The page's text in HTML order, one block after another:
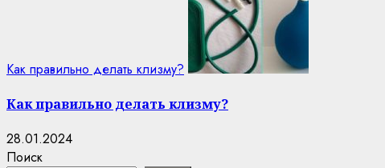
Как правильно делать клизму?
Как правильно делать клизму?
28.01.2024
Поиск